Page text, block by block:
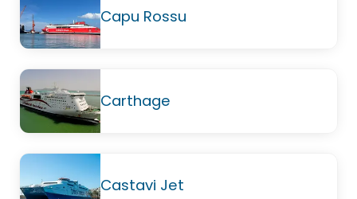
Capu Rossu
Carthage
Castavi Jet